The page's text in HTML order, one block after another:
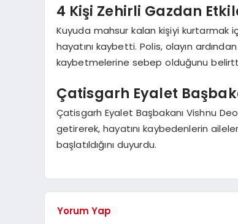
4 Kişi Zehirli Gazdan
Kuyuda mahsur kalan kişiyi kurtarmak
hayatını kaybetti. Polis, olayın
kaybetmelerine sebep olduğunu
Çatisgarh Eyalet
Çatisgarh Eyalet Başbakanı Vishnu
getirerek, hayatını kaybedenlerin
başlatıldığını duyurdu.
Yorum Yap